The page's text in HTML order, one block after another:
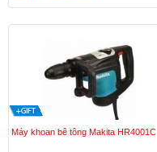
Máy khoan bê tông Makita HR4001C